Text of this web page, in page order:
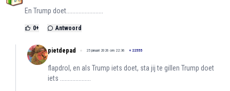
En Trump doet........................
0+ Antwoord
pietdepad 25 januari 2026 om 22:36 + 22555
flapdrol, en als Trump iets doet, sta jij te gillen Trump doet
iets ....................